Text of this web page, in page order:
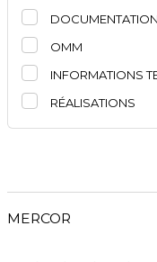
DOCUMENTATION
OMM
INFORMATIONS
RÉALISATIONS
MERCOR